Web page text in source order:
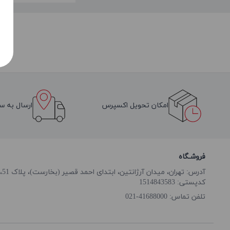
امکان تحویل اکسپرس ارسال به
فروشـگاه
آدرس: تهران، میدان آرژانتین، ابتدای احمد قصیر (بخارست)، پلاک 51، طبقه همکف
کدپستی: 1514843583
تلفن تماس: 41688000-021